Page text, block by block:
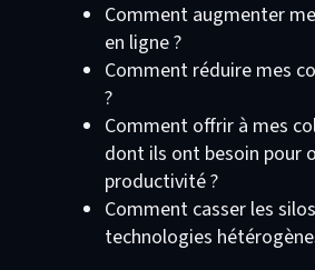
Comment augmenter
en ligne ?
Comment réduire mes
?
Comment offrir à mes
dont ils ont besoin pour
productivité ?
Comment casser les
technologies